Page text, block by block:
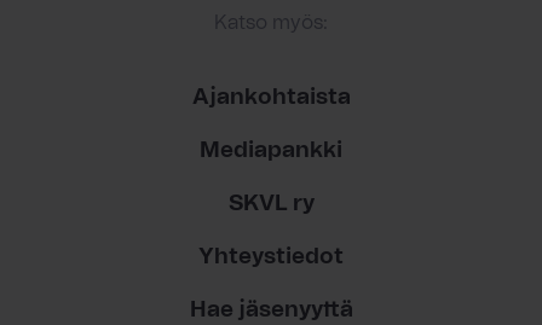
Katso myös:
Ajankohtaista
Mediapankki
SKVL ry
Yhteystiedot
Hae jäsenyyttä